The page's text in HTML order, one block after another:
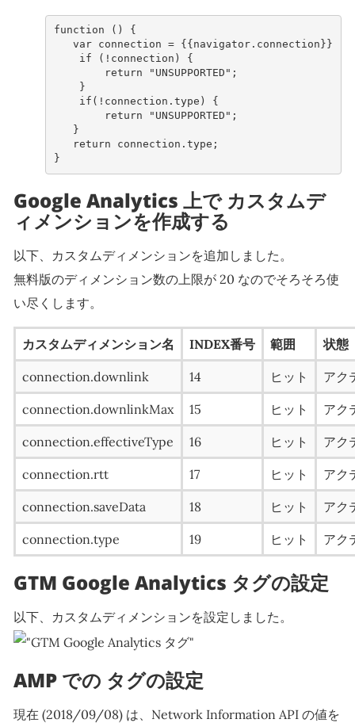
function ()
{
var
connection = {{ navigator. connection }}
if
( ! connection )
{
return
"UNSUPPORTED" ;
}
if ( ! connection . type )
{
return
"UNSUPPORTED" ;
}
return
connection . type ;
}
Google Analytics 上で カスタムデ
ィメンションを作成する
以下、カスタムディメンションを追加しました。
無料版のディメンション数の上限が 20 なのでそろそろ使
い尽くします。
カスタムディメンション名 INDEX番号 範囲 状態
connection.downlink 14 ヒット アク
connection.downlinkMax 15 ヒット アク
connection.effectiveType 16 ヒット アク
connection.rtt 17 ヒット アク
connection.saveData 18 ヒット アク
connection.type 19 ヒット アク
GTM Google Analytics タグの設定
以下、カスタムディメンションを設定しました。
AMP での タグの設定
現在 (2018/09/08) は、Network Information API の値を